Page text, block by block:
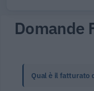
Domande
Qual è il fatturato